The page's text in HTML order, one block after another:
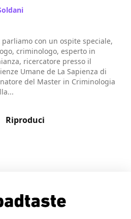
con un ospite speciale,
criminologo, esperto in
ricercatore presso il
Umane de La Sapienza di
del Master in Criminologia
Riproduci